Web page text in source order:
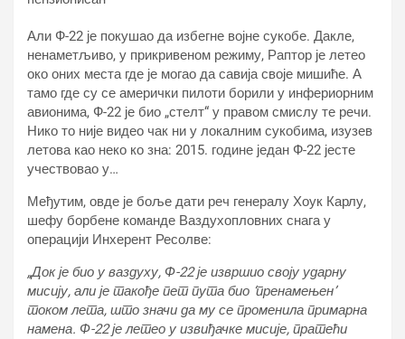
Али Ф-22 је покушао да избегне војне сукобе. Дакле,
ненаметљиво, у прикривеном режиму, Раптор је летео
око оних места где је могао да савија своје мишиће. А
тамо где су се амерички пилоти борили у инфериорним
авионима, Ф-22 је био „стелт“ у правом смислу те речи.
Нико то није видео чак ни у локалним сукобима, изузев
летова као неко ко зна: 2015. године један Ф-22 јесте
учествовао у…
Међутим, овде је боље дати реч генералу Хоук Карлу,
шефу борбене команде Ваздухопловних снага у
операцији Инхерент Ресолве:
„Док је био у ваздуху, Ф-22 је извршио своју ударну
мисију, али је такође пет пута био ‘пренамењен’
током лета, што значи да му се променила примарна
намена. Ф-22 је летео у извиђачке мисије, пратећи